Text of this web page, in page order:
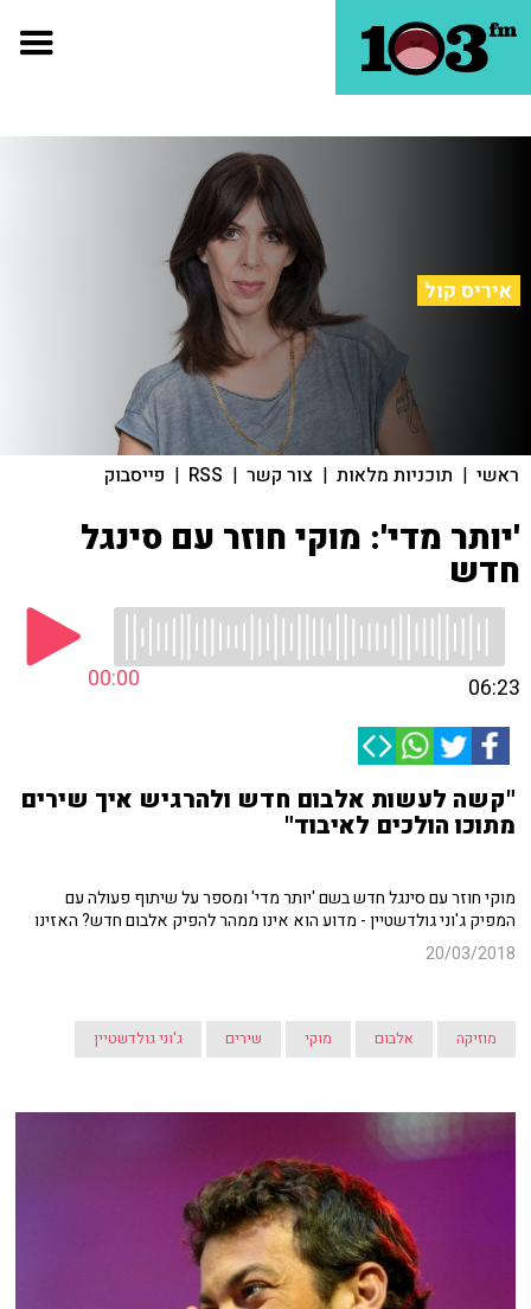
איריס קול
ראשי | תוכניות מלאות | צור קשר |
RSS
| פייסבוק
'יותר מדי': מוקי חוזר עם סינגל
חדש
00:00 06:23
"קשה לעשות אלבום חדש ולהרגיש איך שירים
מתוכו הולכים לאיבוד"
מוקי חוזר עם סינגל חדש בשם 'יותר מדי' ומספר על שיתוף פעולה עם
המפיק ג'וני גולדשטיין - מדוע הוא אינו ממהר להפיק אלבום חדש? האזינו
20/03/2018
מוזיקה אלבום מוקי שירים ג'וני גולדשטיין